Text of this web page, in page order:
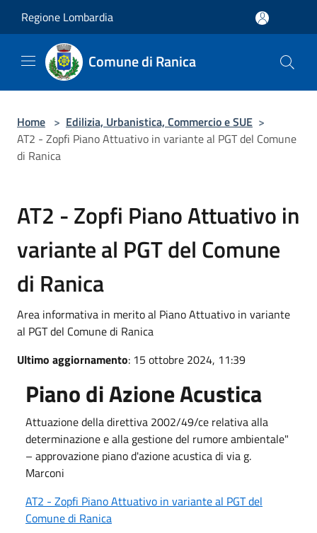
Regione Lombardia
Comune di Ranica
Home > Edilizia, Urbanistica, Commercio e SUE >
AT2 - Zopfi Piano Attuativo in variante al PGT del Comune
di Ranica
AT2 - Zopfi Piano Attuativo in
variante al PGT del Comune
di Ranica
Area informativa in merito al Piano Attuativo in variante
al PGT del Comune di Ranica
Ultimo aggiornamento: 15 ottobre 2024, 11:39
Piano di Azione Acustica
Attuazione della direttiva 2002/49/ce relativa alla
determinazione e alla gestione del rumore ambientale"
– approvazione piano d'azione acustica di via g.
Marconi
AT2 - Zopfi Piano Attuativo in variante al PGT del
Comune di Ranica